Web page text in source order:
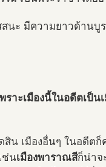
นะ มีความยาวด้านบู
าะเมืองนี้ในอดีตเป็น
น เมืองอื่นๆ ในอดีตก็
ช่นเมืองพาราณสีก็น่าจ